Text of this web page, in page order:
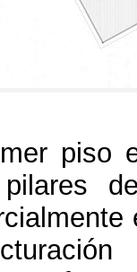
piso